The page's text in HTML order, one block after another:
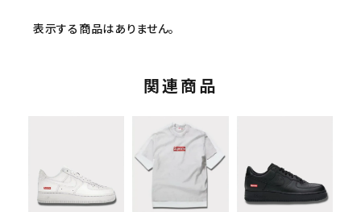
表示する商品はありません。
関連商品